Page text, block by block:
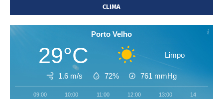
CLIMA
Porto Velho
29°C Limpo
1.6 m/s 72% 761 mmHg
09:00 10:00 11:00 12:00 13:00 14:00